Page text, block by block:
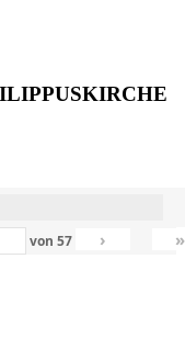
von57 › »